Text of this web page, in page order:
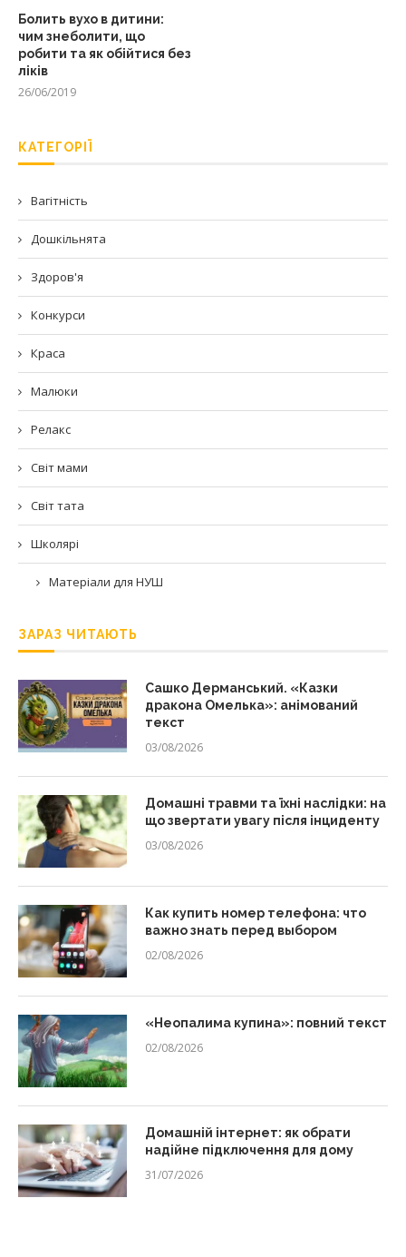
Болить вухо в дитини:
чим знеболити, що
робити та як обійтися без
ліків
26/06/2019
КАТЕГОРІЇ
Вагітність
Дошкільнята
Здоров'я
Конкурси
Краса
Малюки
Релакс
Світ мами
Світ тата
Школярі
Матеріали для НУШ
ЗАРАЗ ЧИТАЮТЬ
Сашко Дерманський. «Казки
дракона Омелька»: анімований
текст
03/08/2026
Домашні травми та їхні наслідки: на
що звертати увагу після інциденту
03/08/2026
Как купить номер телефона: что
важно знать перед выбором
02/08/2026
«Неопалима купина»: повний текст
02/08/2026
Домашній інтернет: як обрати
надійне підключення для дому
31/07/2026